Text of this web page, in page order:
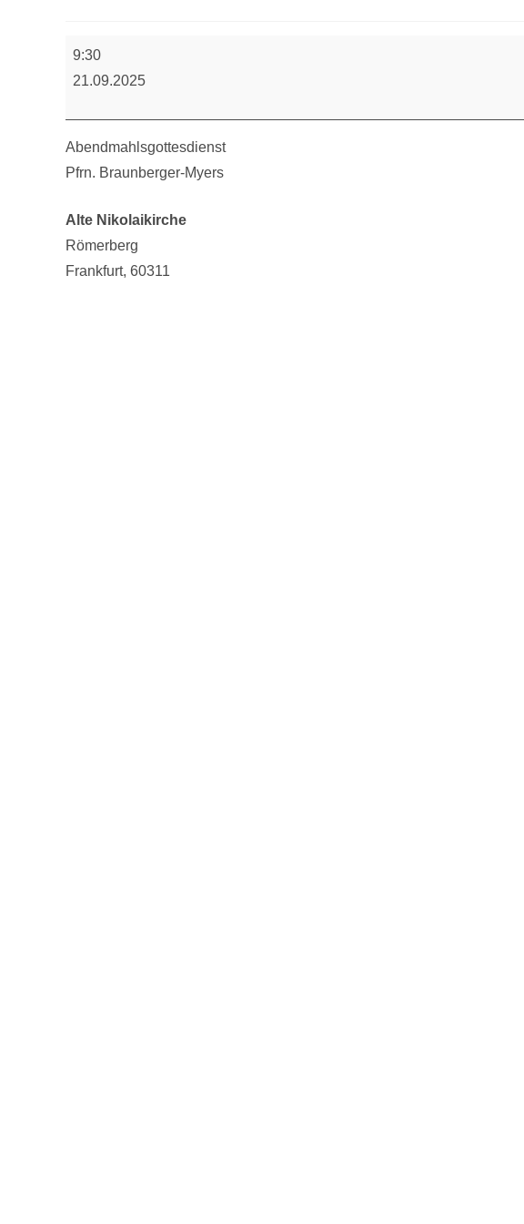
Abendmahlsgottesdienst
9:30
21.09.2025
Abendmahlsgottesdienst
Pfrn. Braunberger-Myers
Alte Nikolaikirche
Römerberg
Frankfurt, 60311